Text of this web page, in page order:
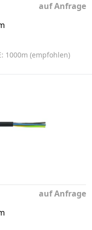
auf Anfrage
1000m (empfohlen)
auf Anfrage